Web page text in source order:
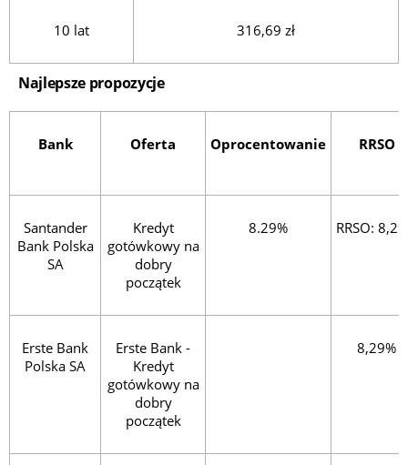
10 lat 316,69 zł
Najlepsze propozycje
Bank Oferta Oprocentowanie RRSO
Santander
Bank Polska
SA
Kredyt
gotówkowy na
dobry
początek
8.29% RRSO:
Erste Bank
Polska SA
Erste Bank -
Kredyt
gotówkowy na
dobry
początek
8,29%